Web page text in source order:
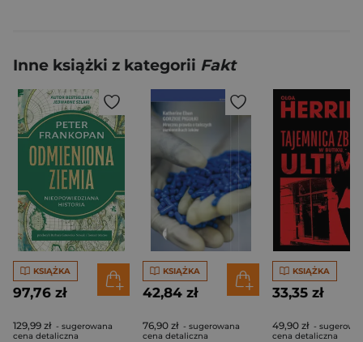
Inne książki z kategorii Fakt
KSIĄŻKA
97,76 zł
129,99 zł - sugerowana
cena detaliczna
KSIĄŻKA
42,84 zł
76,90 zł - sugerowana
cena detaliczna
KSIĄŻKA
33,35 zł
49,90 zł -
cena detaliczna